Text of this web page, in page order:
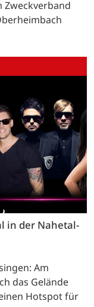
Zweckverband
in der Nahetal-
Am
das Gelände
Hotspot für